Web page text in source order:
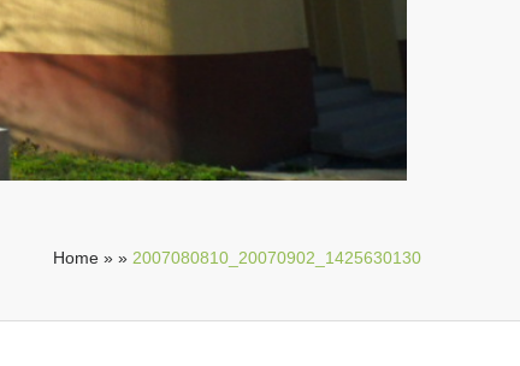
Home » » 2007080810_20070902_1425630130